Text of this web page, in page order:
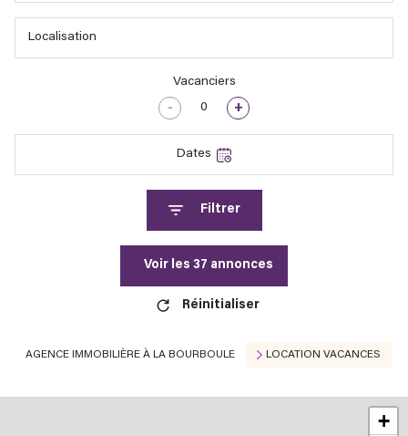
Vacanciers
- +
Dates
Filtrer
Voir les 37 annonces
Réinitialiser
AGENCE IMMOBILIÈRE À LA BOURBOULE LOCATION VACANCES
+